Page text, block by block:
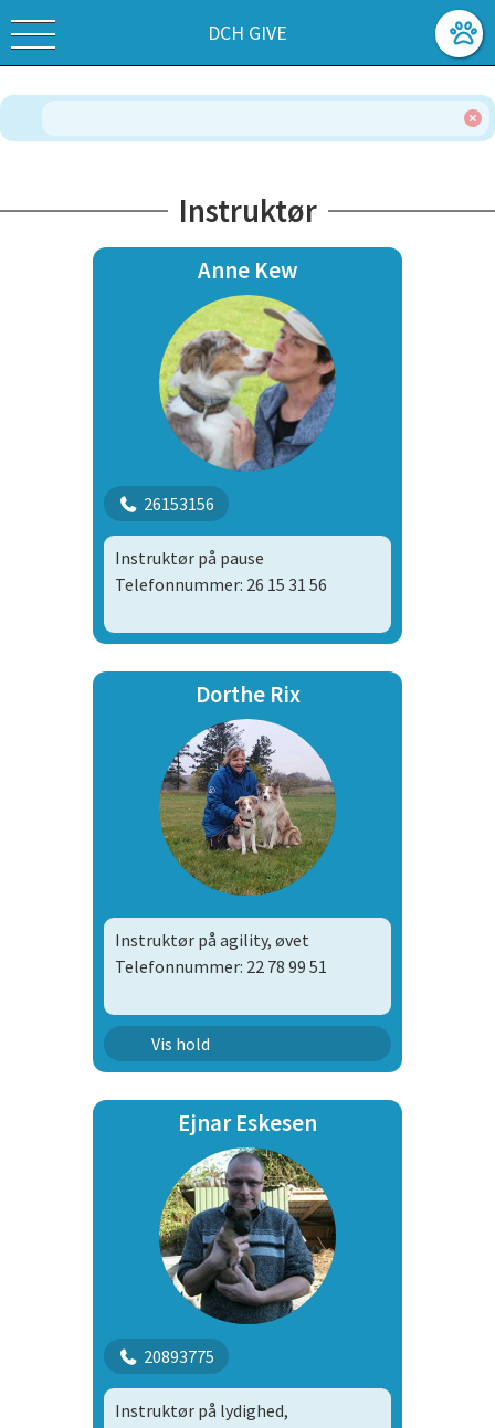
DCH GIVE
Instruktør
Anne Kew
26153156
Instruktør på pause
Telefonnummer: 26 15 31 56
Dorthe Rix
Instruktør på agility, øvet
Telefonnummer: 22 78 99 51
Vis hold
Agility Konkurrence Hold 3
Ejnar Eskesen
20893775
Instruktør på lydighed,